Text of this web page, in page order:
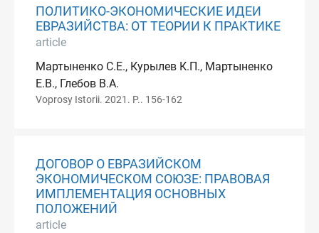
ПОЛИТИКО-ЭКОНОМИЧЕСКИЕ ИДЕИ
ЕВРАЗИЙСТВА: ОТ ТЕОРИИ К ПРАКТИКЕ
article
Мартыненко С.Е., Курылев К.П., Мартыненко
Е.В., Глебов В.А.
Voprosy Istorii. 2021. P.. 156-162
ДОГОВОР О ЕВРАЗИЙСКОМ
ЭКОНОМИЧЕСКОМ СОЮЗЕ: ПРАВОВАЯ
ИМПЛЕМЕНТАЦИЯ ОСНОВНЫХ
ПОЛОЖЕНИЙ
article